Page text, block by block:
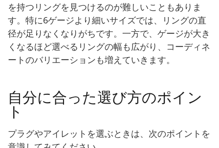
を持つリングを見つけるのが難しいこともありま
す。特に6ゲージより細いサイズでは、リングの直
径が足りなくなりがちです。一方で、ゲージが大き
くなるほど選べるリングの幅も広がり、コーディネ
ートのバリエーションも増えていきます。
自分に合った選び方のポイン
ト
プラグやアイレットを選ぶときは、次のポイントを